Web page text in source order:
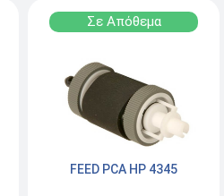
Σε Απόθεμα
FEED PCA HP 4345